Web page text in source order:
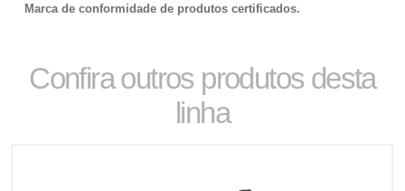
Marca de conformidade de produtos certificados.
Confira outros produtos desta
linha